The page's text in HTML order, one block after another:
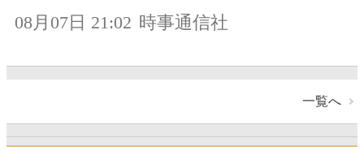
08月07日 21:02 時事通信社
一覧へ